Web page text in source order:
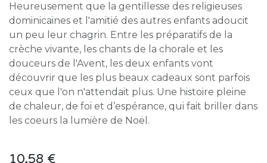
Heureusement que la gentillesse des religieuses
dominicaines et l'amitié des autres enfants adoucit
un peu leur chagrin. Entre les préparatifs de la
crèche vivante, les chants de la chorale et les
douceurs de l'Avent, les deux enfants vont
découvrir que les plus beaux cadeaux sont parfois
ceux que l'on n'attendait plus. Une histoire pleine
de chaleur, de foi et d’espérance, qui fait briller dans
les coeurs la lumière de Noël.
10,58 €